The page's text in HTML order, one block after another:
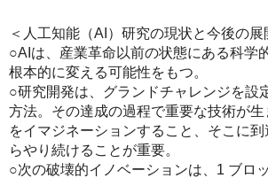
＜人工知能（AI）研究の現状と今後の展
○AIは、産業革命以前の状態にある科学
根本的に変える可能性をもつ。
○研究開発は、グランドチャレンジを設
方法。その達成の過程で重要な技術が
をイマジネーションすること、そこに
らやり続けることが重要。
○次の破壊的イノベーションは、1 ブロ